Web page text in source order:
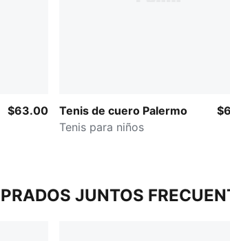
$63.00
Tenis de cuero Palermo
Tenis para niños
JUNTOS